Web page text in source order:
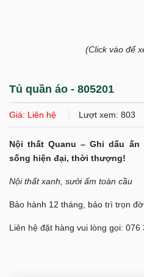
(Click vào để
Tủ quần áo - 805201
Giá: Liên hệ Lượt xem: 803
Nội thất Quanu – Ghi dấu
sống hiện đại, thời thượng!
Nội thất xanh, sưởi ấm toàn cầu
Bảo hành 12 tháng, bảo trì trọn
Liên hệ đặt hàng vui lòng gọi: 076